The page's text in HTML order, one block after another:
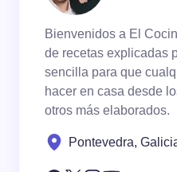
Bienvenidos a El
de recetas explicadas
sencilla para que
hacer en casa desde
otros más elaborados.
Pontevedra,